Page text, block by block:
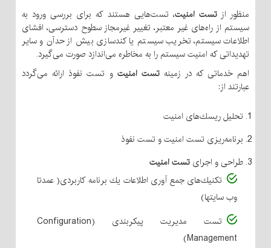
منظور ازتست امنیت، تست‌هایی هستند كه برای بررسی ورود به
سیستم از راه‌های غیر معتبر، تغییر غیرمجاز سطوح دسترسی، افشای
اطلاعات سیستم، تخریب سیستم یا كندسازی بیش از حدآن و سایر
تهدیداتی كه امنیت سیستم را به مخاطره می‌اندازد صورت می‌گیرد.
اهم خدماتی كه در زمینه تست امنیت و تست نفوذ ارائه می‌گردد
عبارتند از:
تحلیل ریسك‌های امنیت
برنامه‌ریزی تست امنیت و تست نفوذ
طراحی و اجرای تست امنیت
تكنیك‌های جمع آوری اطلاعات یك برنامه كاربردی( عمدتا
وب سایتها)
تست مدیریت پیكربندی (Configuration
Management)